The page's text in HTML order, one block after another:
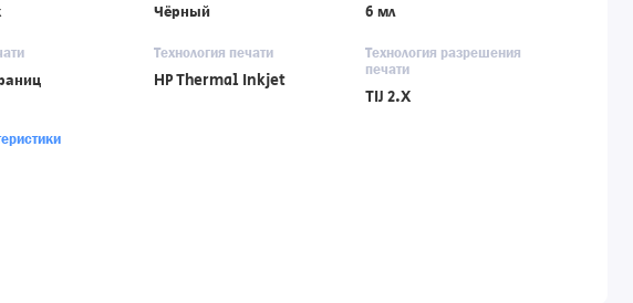
Чёрный 6 мл
Технология печати
HP Thermal Inkjet
Технология разрешения
печати
TIJ 2.X